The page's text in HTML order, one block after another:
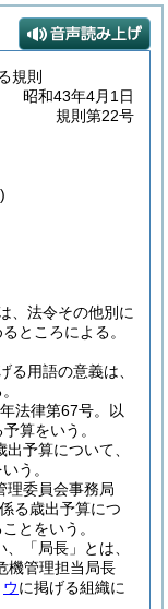
規則
昭和43年4月1日
規則第22号
、法令その他別に
ところによる。
る用語の意義は、
法律第67号。以
算をいう。
予算について、
う。
理委員会事務局
る歳出予算につ
とをいう。
「局長」とは、
機管理担当局長
ウに掲げる組織に